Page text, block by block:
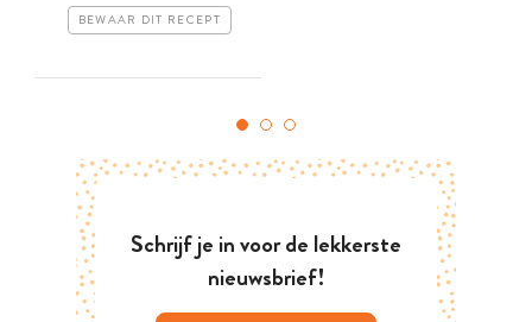
BEWAAR DIT RECEPT
Schrijf je in voor de lekkerste
nieuwsbrief!